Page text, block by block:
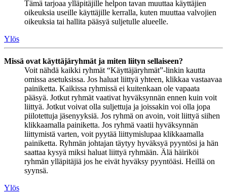
Tämä tarjoaa ylläpitäjille helpon tavan muuttaa käyttäjien
oikeuksia useille käyttäjille kerralla, kuten muuttaa valvojien
oikeuksia tai hallita pääsyä suljetulle alueelle.
Ylös
Missä ovat käyttäjäryhmät ja miten liityn sellaiseen?
Voit nähdä kaikki ryhmät “Käyttäjäryhmät”-linkin kautta
omissa asetuksissa. Jos haluat liittyä yhteen, klikkaa vastaavaa
painiketta. Kaikissa ryhmissä ei kuitenkaan ole vapaata
pääsyä. Jotkut ryhmät vaativat hyväksynnän ennen kuin voit
liittyä. Jotkut voivat olla suljettuja ja joissakin voi olla jopa
piilotettuja jäsenyyksiä. Jos ryhmä on avoin, voit liittyä siihen
klikkaamalla painiketta. Jos ryhmä vaatii hyväksynnän
liittymistä varten, voit pyytää liittymislupaa klikkaamalla
painiketta. Ryhmän johtajan täytyy hyväksyä pyyntösi ja hän
saattaa kysyä miksi haluat liittyä ryhmään. Älä häiriköi
ryhmän ylläpitäjiä jos he eivät hyväksy pyyntöäsi. Heillä on
syynsä.
Ylös